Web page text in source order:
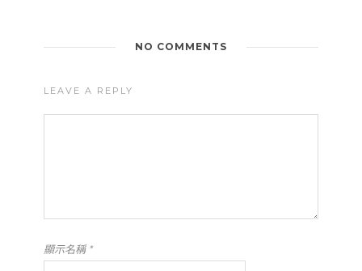
NO COMMENTS
LEAVE A REPLY
顯示名稱*